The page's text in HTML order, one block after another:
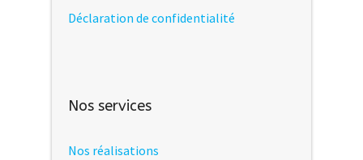
Déclaration de confidentialité
Nos services
Nos réalisations